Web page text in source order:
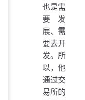
也是需
要发
展、需
要去开
发。所
以，他
通过交
易所的